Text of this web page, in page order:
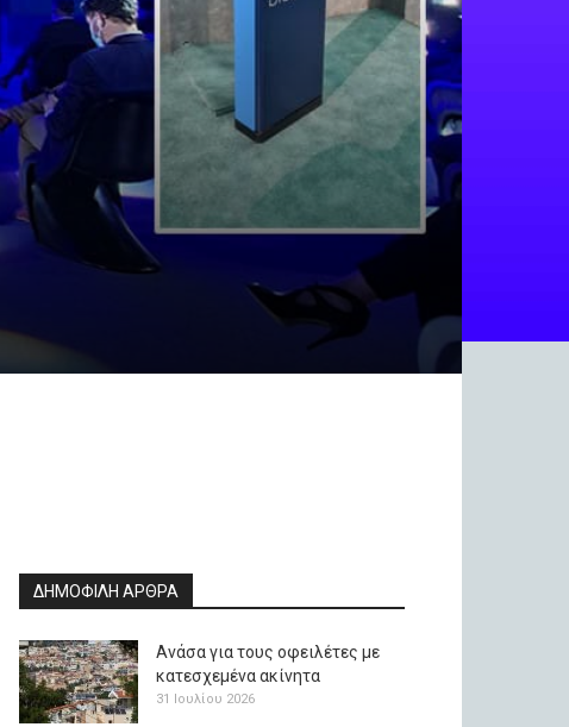
ΔΗΜΟΦΙΛΗ ΑΡΘΡΑ
Ανάσα για τους οφειλέτες με
κατεσχεμένα ακίνητα
31 Ιουλίου 2026